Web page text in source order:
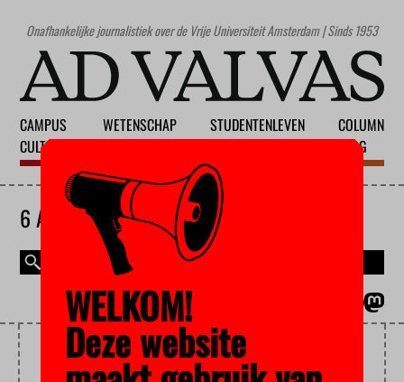
Onafhankelijke journalistiek over de Vrije Universiteit Amsterdam | Sinds 1953
CAMPUS
CULTUUR
WETENSCHAP
STUDENTENLEVEN
COLUMN
BLOG
6 AUGUSTUS 2026
ERDOGAN
WELKOM!
Deze website